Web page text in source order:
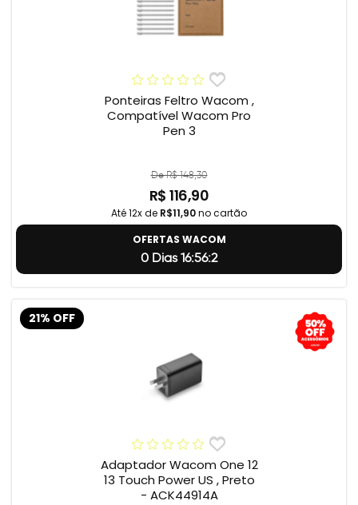
Ponteiras Feltro Wacom ,
Compatível Wacom Pro
Pen 3
De R$ 148,30
R$ 116,90
Até 12x de R$11,90no cartão
OFERTAS WACOM
0 Dias 16:56:1
21% OFF
Adaptador Wacom One 12
13 Touch Power US , Preto
- ACK44914A